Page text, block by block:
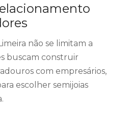
não se limitam a
buscam construir
com empresários,
escolher semijoias